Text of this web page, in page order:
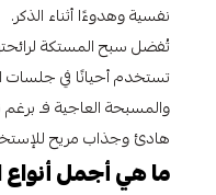
نفسية وهدوءًا أثناء الذكر.
تُفضل سبح المستكة لرائحتها
تستخدم أحيانًا في جلسات
والمسبحة العاجية فـ برغم
هادئ وجذاب مريح للإستخدام.
ما هي أجمل أنواع